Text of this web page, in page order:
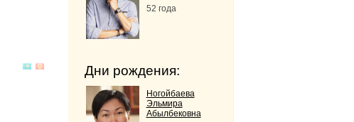
52 года
Дни рождения:
Ногойбаева
Эльмира
Абылбековна